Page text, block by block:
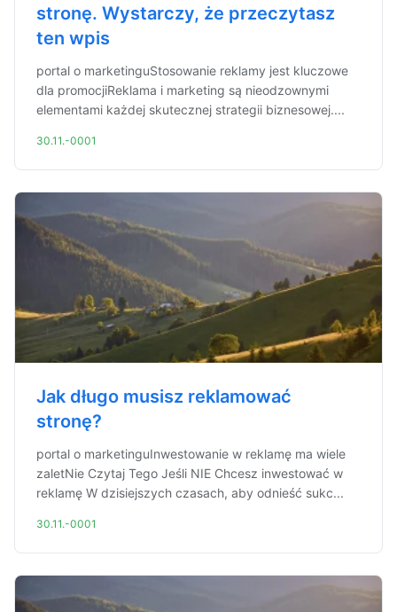
stronę. Wystarczy, że przeczytasz
ten wpis
portal o marketinguStosowanie reklamy jest kluczowe
dla promocjiReklama i marketing są nieodzownymi
elementami każdej skutecznej strategii biznesowej....
30.11.-0001
Jak długo musisz reklamować
stronę?
portal o marketinguInwestowanie w reklamę ma wiele
zaletNie Czytaj Tego Jeśli NIE Chcesz inwestować w
reklamę W dzisiejszych czasach, aby odnieść sukc...
30.11.-0001